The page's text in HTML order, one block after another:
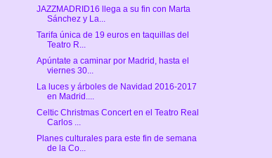
JAZZMADRID16 llega a su fin con Marta
Sánchez y La...
Tarifa única de 19 euros en taquillas del
Teatro R...
Apúntate a caminar por Madrid, hasta el
viernes 30...
La luces y árboles de Navidad 2016-2017
en Madrid....
Celtic Christmas Concert en el Teatro Real
Carlos ...
Planes culturales para este fin de semana
de la Co...